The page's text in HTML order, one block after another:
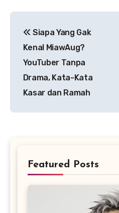
pos
Siapa Yang Gak
Kenal MiawAug?
YouTuber Tanpa
Drama, Kata-Kata
Kasar dan Ramah
Featured Posts